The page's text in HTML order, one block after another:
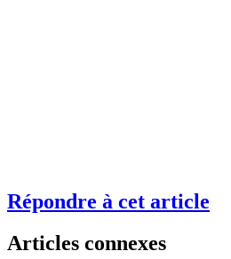
Répondre à cet article
Articles connexes